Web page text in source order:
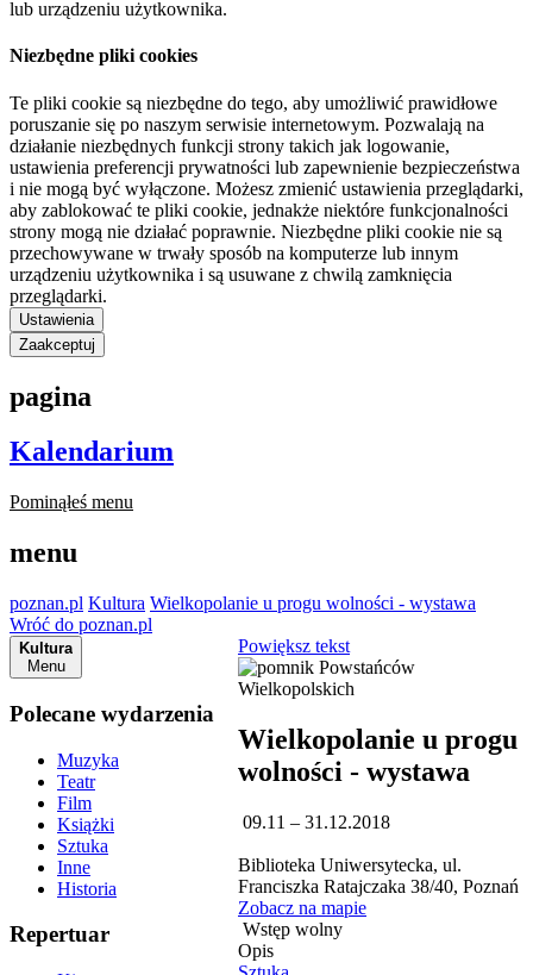
lub urządzeniu użytkownika.
Niezbędne pliki cookies
Te pliki cookie są niezbędne do tego, aby umożliwić prawidłowe
poruszanie się po naszym serwisie internetowym. Pozwalają na
działanie niezbędnych funkcji strony takich jak logowanie,
ustawienia preferencji prywatności lub zapewnienie bezpieczeństwa
i nie mogą być wyłączone. Możesz zmienić ustawienia przeglądarki,
aby zablokować te pliki cookie, jednakże niektóre funkcjonalności
strony mogą nie działać poprawnie. Niezbędne pliki cookie nie są
przechowywane w trwały sposób na komputerze lub innym
urządzeniu użytkownika i są usuwane z chwilą zamknięcia
przeglądarki.
Ustawienia
Zaakceptuj
pagina
Kalendarium
Pominąłeś menu
menu
poznan.pl Kultura Wielkopolanie u progu wolności - wystawa
Wróć do poznan.pl
Kultura
Menu
Polecane wydarzenia
Muzyka
Teatr
Film
Książki
Sztuka
Inne
Historia
Repertuar
Powiększ tekst
Wielkopolanie u progu
wolności - wystawa
09.11 – 31.12.2018
Biblioteka Uniwersytecka, ul.
Franciszka Ratajczaka 38/40, Poznań
Zobacz na mapie
Wstęp wolny
Opis